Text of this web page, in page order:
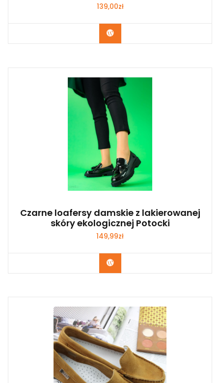
139,00zł
Kup Teraz
Czarne loafersy damskie z lakierowanej
skóry ekologicznej Potocki
149,99zł
Kup Teraz